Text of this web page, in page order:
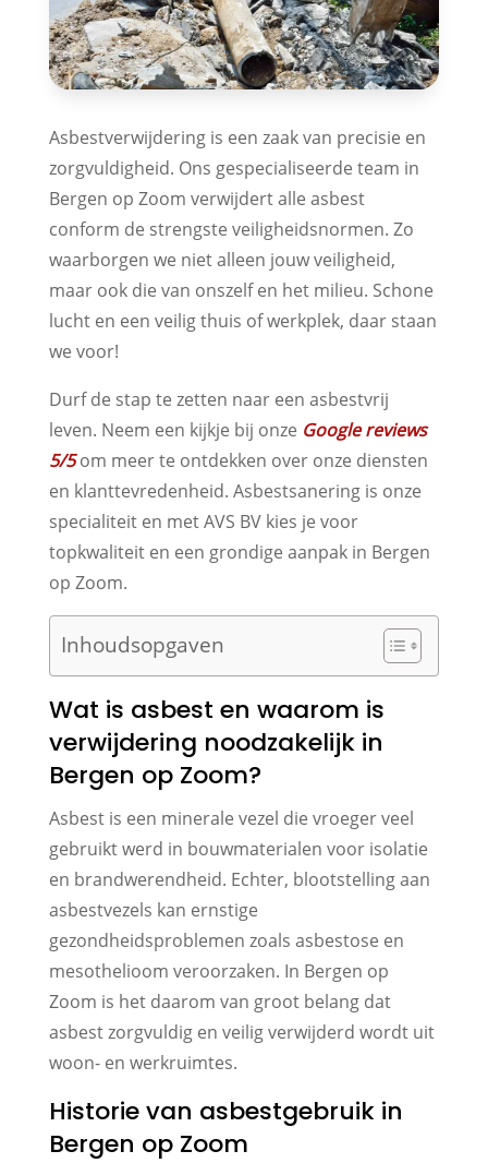
Asbestverwijdering is een zaak van precisie en
zorgvuldigheid. Ons gespecialiseerde team in
Bergen op Zoom verwijdert alle asbest
conform de strengste veiligheidsnormen. Zo
waarborgen we niet alleen jouw veiligheid,
maar ook die van onszelf en het milieu. Schone
lucht en een veilig thuis of werkplek, daar staan
we voor!
Durf de stap te zetten naar een asbestvrij
leven. Neem een kijkje bij onze Google reviews
5/5om meer te ontdekken over onze diensten
en klanttevredenheid. Asbestsanering is onze
specialiteit en met AVS BV kies je voor
topkwaliteit en een grondige aanpak in Bergen
op Zoom.
Inhoudsopgaven
Wat is asbest en waarom is
verwijdering noodzakelijk in
Bergen op Zoom?
Asbest is een minerale vezel die vroeger veel
gebruikt werd in bouwmaterialen voor isolatie
en brandwerendheid. Echter, blootstelling aan
asbestvezels kan ernstige
gezondheidsproblemen zoals asbestose en
mesothelioom veroorzaken. In Bergen op
Zoom is het daarom van groot belang dat
asbest zorgvuldig en veilig verwijderd wordt uit
woon- en werkruimtes.
Historie van asbestgebruik in
Bergen op Zoom